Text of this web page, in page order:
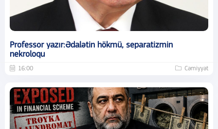
Professor yazır:Ədalətin hökmü, separatizmin
nekroloqu
16:00 Cəmiyyət